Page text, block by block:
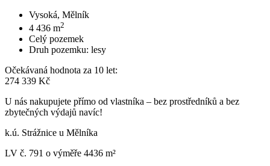
Vysoká, Mělník
4 436 m2
Celý pozemek
Druh pozemku: lesy
Očekávaná hodnota za 10 let:
274 339 Kč
U nás nakupujete přímo od vlastníka – bez prostředníků a bez
zbytečných výdajů navíc!
k.ú. Strážnice u Mělníka
LV č. 791 o výměře 4436 m²